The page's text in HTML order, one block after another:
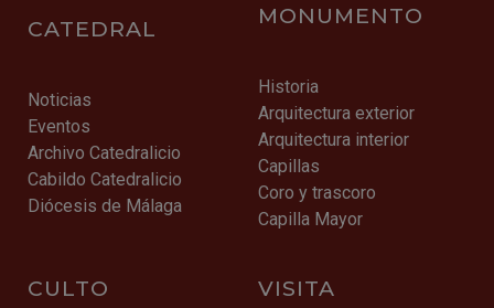
CATEDRAL
Noticias
Eventos
Archivo Catedralicio
Cabildo Catedralicio
Diócesis de Málaga
MONUMENTO
Historia
Arquitectura exterior
Arquitectura interior
Capillas
Coro y trascoro
Capilla Mayor
CULTO VISITA